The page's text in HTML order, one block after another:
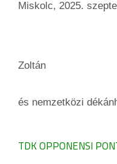
Miskolc, 2025.
Zoltán
és nemzetközi
TDK OPPONENSI